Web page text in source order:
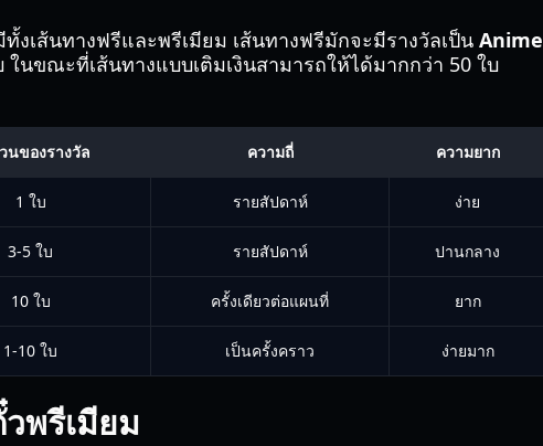
เส้นทางฟรีและพรีเมียม เส้นทางฟรีมักจะมีรางวัลเป็น Anime
ในขณะที่เส้นทางแบบเติมเงินสามารถให้ได้มากกว่า 50 ใบ
นของรางวัล ความถี่ ความยาก
1 ใบ รายสัปดาห์ ง่าย
3-5 ใบ รายสัปดาห์ ปานกลาง
10 ใบ ครั้งเดียวต่อแผนที่ ยาก
1-10 ใบ เป็นครั้งคราว ง่ายมาก
พรีเมียม